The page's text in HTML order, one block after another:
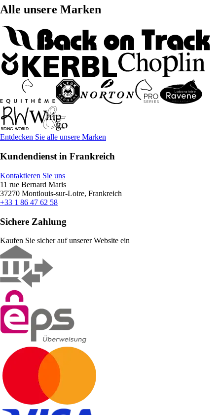
Alle unsere Marken
Entdecken Sie alle unsere Marken
Kundendienst in Frankreich
Kontaktieren Sie uns
11 rue Bernard Maris
37270 Montlouis-sur-Loire, Frankreich
+33 1 86 47 62 58
Sichere Zahlung
Kaufen Sie sicher auf unserer Website ein